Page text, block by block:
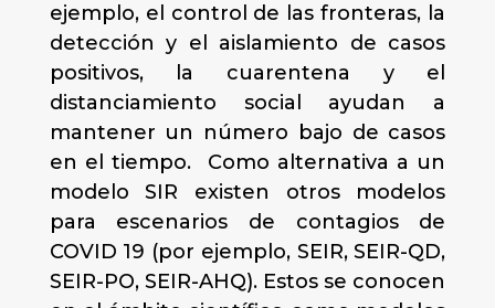
ejemplo, el control de las fronteras, la
detección y el aislamiento de casos
positivos, la cuarentena y el
distanciamiento social ayudan a
mantener un número bajo de casos
en el tiempo. Como alternativa a un
modelo SIR existen otros modelos
para escenarios de contagios de
COVID 19 (por ejemplo, SEIR, SEIR-QD,
SEIR-PO, SEIR-AHQ). Estos se conocen